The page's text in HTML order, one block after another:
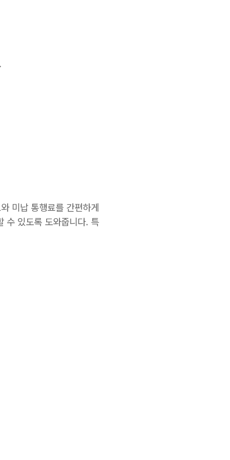
미납 통행료를 간편하게
수 있도록 도와줍니다. 특